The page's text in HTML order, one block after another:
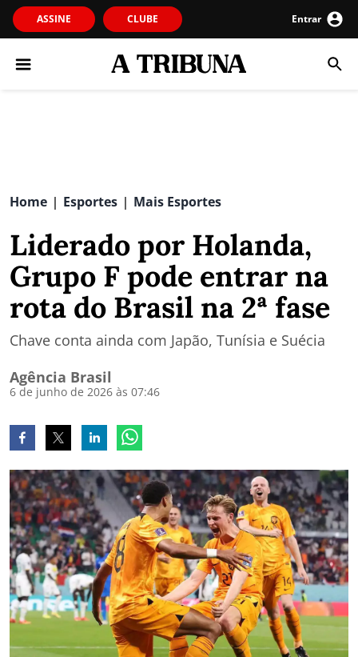
ASSINE CLUBE Entrar
Home | Esportes | Mais Esportes
Liderado por Holanda,
Grupo F pode entrar na
rota do Brasil na 2ª fase
Chave conta ainda com Japão, Tunísia e Suécia
Agência Brasil
6 de junho de 2026 às 07:46